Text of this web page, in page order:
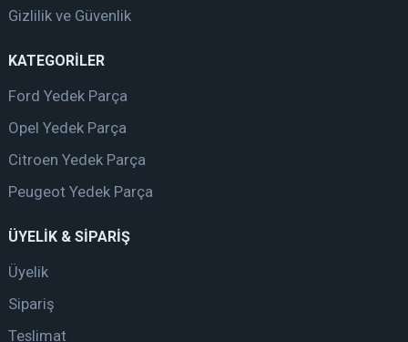
Gizlilik ve Güvenlik
KATEGORİLER
Ford Yedek Parça
Opel Yedek Parça
Citroen Yedek Parça
Peugeot Yedek Parça
ÜYELİK & SİPARİŞ
Üyelik
Sipariş
Teslimat